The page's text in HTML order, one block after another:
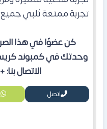
تجربة ممتعة تُلبي جميع
كن عضوًا في هذا
وحدتك في كمبوند
الاتصال بنا: +201551559588.
اتصل